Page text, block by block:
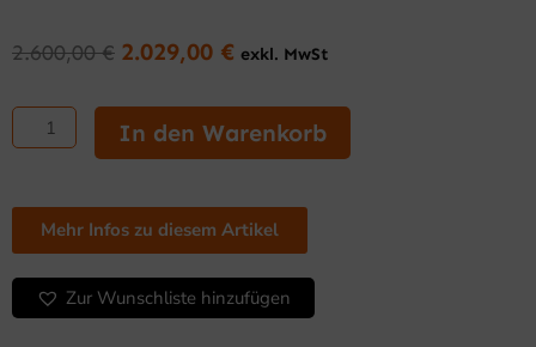
2.600,00€ Ursprünglicher
war:
2.600,00 €
2.029,00 € Aktueller
ist:
2.029,00 €.
exkl. MwSt
Grillplatte
mm
Serie
600
Chromstahl
Tischgerät
Menge
In den Warenkorb
Mehr Infos zu diesem Artikel
Zur Wunschliste hinzufügen